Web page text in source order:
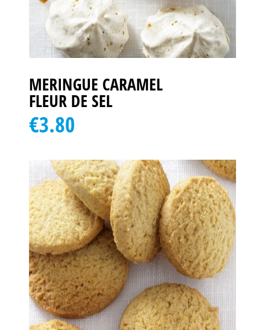
MERINGUE CARAMEL
FLEUR DE SEL
€3.80